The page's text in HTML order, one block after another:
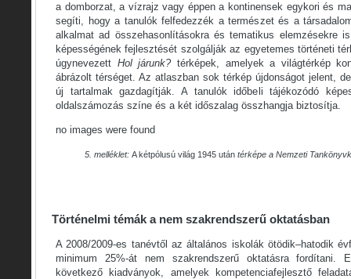
a domborzat, a vízrajz vagy éppen a kontinensek egykori és
segíti, hogy a tanulók felfedezzék a természet és a
alkalmat ad összehasonlításokra és tematikus elemzésekre
képességének fejlesztését szolgálják az egyetemes történeti
úgynevezett Hol járunk?térképek, amelyek a világtérkép
ábrázolt térséget. Az atlaszban sok térkép újdonságot jelent,
új tartalmak gazdagítják. A tanulók időbeli tájékozódó
oldalszámozás színe és a két időszalag összhangja biztosítja.
no images were found
5. melléklet: A kétpólusú világ 1945 után térképe a Nemzeti
Történelmi témák a nem szakrendszerű oktatásban
A 2008/2009-es tanévtől az általános iskolák ötödik–hatodik
minimum 25%-át nem szakrendszerű oktatásra
következő kiadványok, amelyek kompetenciafejlesztő